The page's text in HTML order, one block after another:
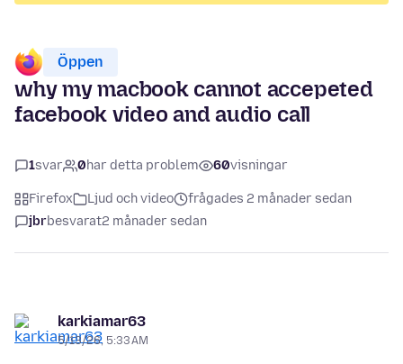
Öppen
why my macbook cannot accepeted
facebook video and audio call
1svar 0har detta problem 60visningar
Firefox Ljud och video
frågades 2 månader sedan
jbrbesvarat2 månader sedan
karkiamar63
5/13/26, 5:33 AM